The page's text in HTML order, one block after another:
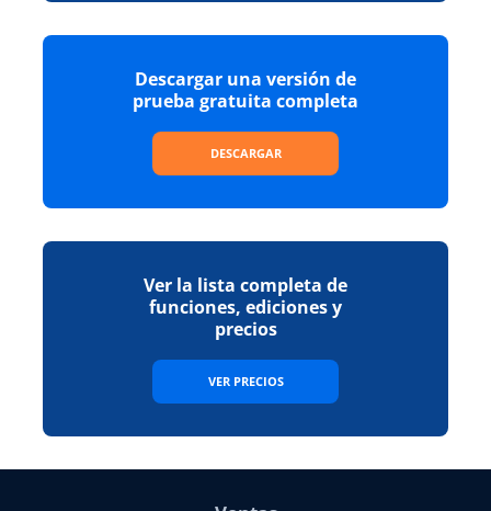
Descargar una versión de
prueba gratuita completa
DESCARGAR
Ver la lista completa de
funciones, ediciones y
precios
VER PRECIOS